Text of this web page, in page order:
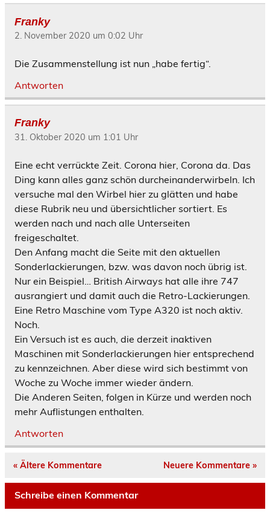
Franky
2. November 2020 um 0:02 Uhr
Die Zusammenstellung ist nun „habe fertig“.
Antworten
Franky
31. Oktober 2020 um 1:01 Uhr
Eine echt verrückte Zeit. Corona hier, Corona da. Das
Ding kann alles ganz schön durcheinanderwirbeln. Ich
versuche mal den Wirbel hier zu glätten und habe
diese Rubrik neu und übersichtlicher sortiert. Es
werden nach und nach alle Unterseiten
freigeschaltet.
Den Anfang macht die Seite mit den aktuellen
Sonderlackierungen, bzw. was davon noch übrig ist.
Nur ein Beispiel… British Airways hat alle ihre 747
ausrangiert und damit auch die Retro-Lackierungen.
Eine Retro Maschine vom Type A320 ist noch aktiv.
Noch.
Ein Versuch ist es auch, die derzeit inaktiven
Maschinen mit Sonderlackierungen hier entsprechend
zu kennzeichnen. Aber diese wird sich bestimmt von
Woche zu Woche immer wieder ändern.
Die Anderen Seiten, folgen in Kürze und werden noch
mehr Auflistungen enthalten.
Antworten
« Ältere Kommentare Neuere Kommentare »
Schreibe einen Kommentar